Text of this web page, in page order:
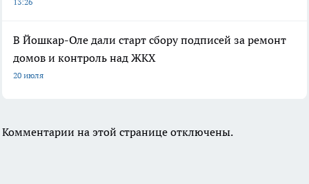
В Йошкар-Оле дали старт сбору подписей за ремонт
домов и контроль над ЖКХ
20 июля
Комментарии на этой странице отключены.